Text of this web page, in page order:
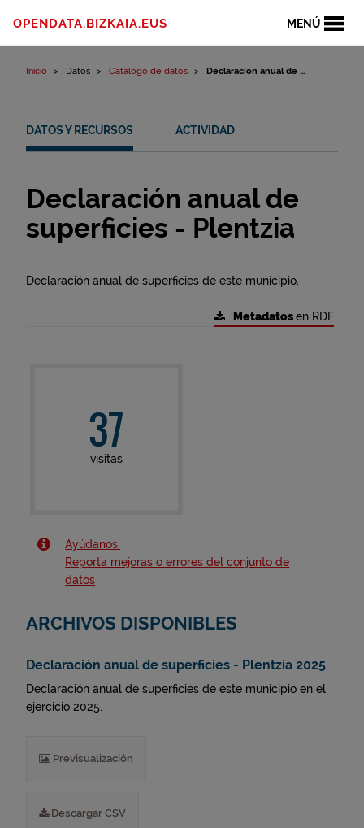
MENÚ
OPENDATA.BIZKAIA.EUS
Inicio Datos Catálogo de datos Declaración anual de ...
DATOS Y RECURSOS ACTIVIDAD
Declaración anual de
superficies - Plentzia
Declaración anual de superficies de este municipio.
Metadatosen RDF
37
visitas
Ayúdanos.
Reporta mejoras o errores del conjunto de
datos
ARCHIVOS DISPONIBLES
Declaración anual de superficies - Plentzia 2025
Declaración anual de superficies de este municipio en el
ejercicio 2025.
Previsualización
Descargar CSV